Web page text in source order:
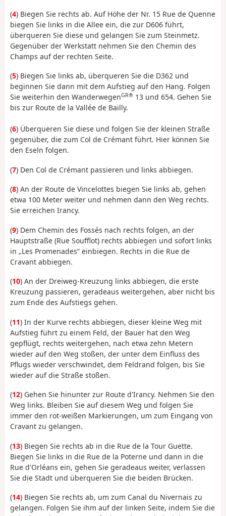
(4) Biegen Sie rechts ab. Auf Höhe der Nr. 15 Rue de Quenne
biegen Sie links in die Allee ein, die zur D606 führt,
überqueren Sie diese und gelangen Sie zum Steinmetz.
Gegenüber der Werkstatt nehmen Sie den Chemin des
Champs auf der rechten Seite.
(5) Biegen Sie links ab, überqueren Sie die D362 und
beginnen Sie dann mit dem Aufstieg auf den Hang. Folgen
Sie weiterhin den WanderwegenGR® 13 und 654. Gehen Sie
bis zur Route de la Vallée de Bailly.
(6) Überqueren Sie diese und folgen Sie der kleinen Straße
gegenüber, die zum Col de Crémant führt. Hier können Sie
den Eseln folgen.
(7) Den Col de Crémant passieren und links abbiegen.
(8) An der Route de Vincelottes biegen Sie links ab, gehen
etwa 100 Meter weiter und nehmen dann den Weg rechts.
Sie erreichen Irancy.
(9) Dem Chemin des Fossés nach rechts folgen, an der
Hauptstraße (Rue Soufflot) rechts abbiegen und sofort links
in „Les Promenades” einbiegen. Rechts in die Rue de
Cravant abbiegen.
(10) An der Dreiweg-Kreuzung links abbiegen, die erste
Kreuzung passieren, geradeaus weitergehen, aber nicht bis
zum Ende des Aufstiegs gehen.
(11) In der Kurve rechts abbiegen, dieser kleine Weg mit
Aufstieg führt zu einem Feld, der Bauer hat den Weg
gepflügt, rechts weitergehen, nach etwa zehn Metern
wieder auf den Weg stoßen, der unter dem Einfluss des
Pflugs wieder verschwindet, dem Feldrand folgen, bis Sie
wieder auf die Straße stoßen.
(12) Gehen Sie hinunter zur Route d'Irancy. Nehmen Sie den
Weg links. Bleiben Sie auf diesem Weg und folgen Sie
immer den rot-weißen Markierungen, um zum Eingang von
Cravant zu gelangen.
(13) Biegen Sie rechts ab in die Rue de la Tour Guette.
Biegen Sie links in die Rue de la Poterne und dann in die
Rue d'Orléans ein, gehen Sie geradeaus weiter, verlassen
Sie die Stadt und überqueren Sie die beiden Brücken.
(14) Biegen Sie rechts ab, um zum Canal du Nivernais zu
gelangen. Folgen Sie ihm auf der linken Seite, indem Sie die